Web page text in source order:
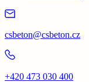
csbeton@csbeton.cz
+420 473 030 400